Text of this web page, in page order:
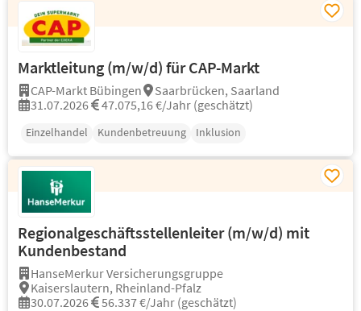
Marktleitung (m/w/d) für CAP-Markt
CAP-Markt Bübingen
Saarbrücken, Saarland
31.07.2026
47.075,16 €/Jahr (geschätzt)
Einzelhandel Kundenbetreuung Inklusion
Regionalgeschäftsstellenleiter (m/w/d) mit
Kundenbestand
HanseMerkur Versicherungsgruppe
Kaiserslautern, Rheinland-Pfalz
30.07.2026
56.337 €/Jahr (geschätzt)